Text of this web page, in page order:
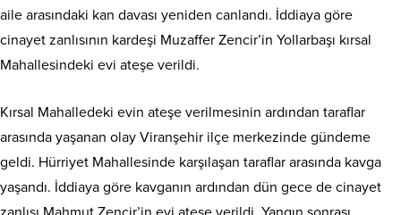
aile arasındaki kan davası yeniden canlandı. İddiaya göre
cinayet zanlısının kardeşi Muzaffer Zencir’in Yollarbaşı kırsal
Mahallesindeki evi ateşe verildi.
Kırsal Mahalledeki evin ateşe verilmesinin ardından taraflar
arasında yaşanan olay Viranşehir ilçe merkezinde gündeme
geldi. Hürriyet Mahallesinde karşılaşan taraflar arasında kavga
yaşandı. İddiaya göre kavganın ardından dün gece de cinayet